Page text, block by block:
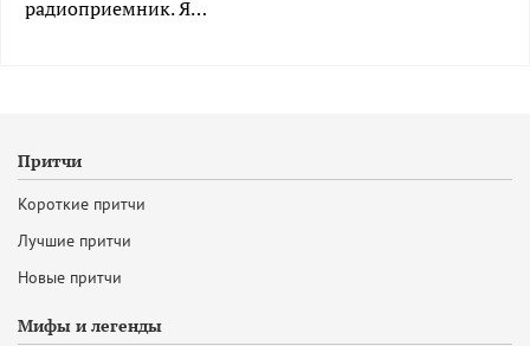
радиоприемник. Я…
Притчи
Короткие притчи
Лучшие притчи
Новые притчи
Мифы и легенды